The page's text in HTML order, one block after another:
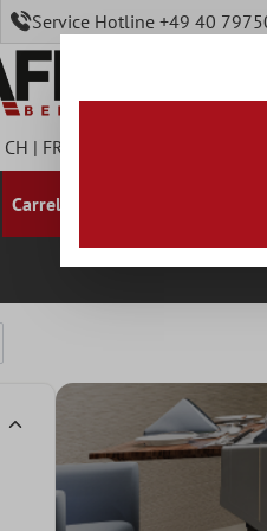
Service Hotline +49 40
CH | FR
Carrelage Mural